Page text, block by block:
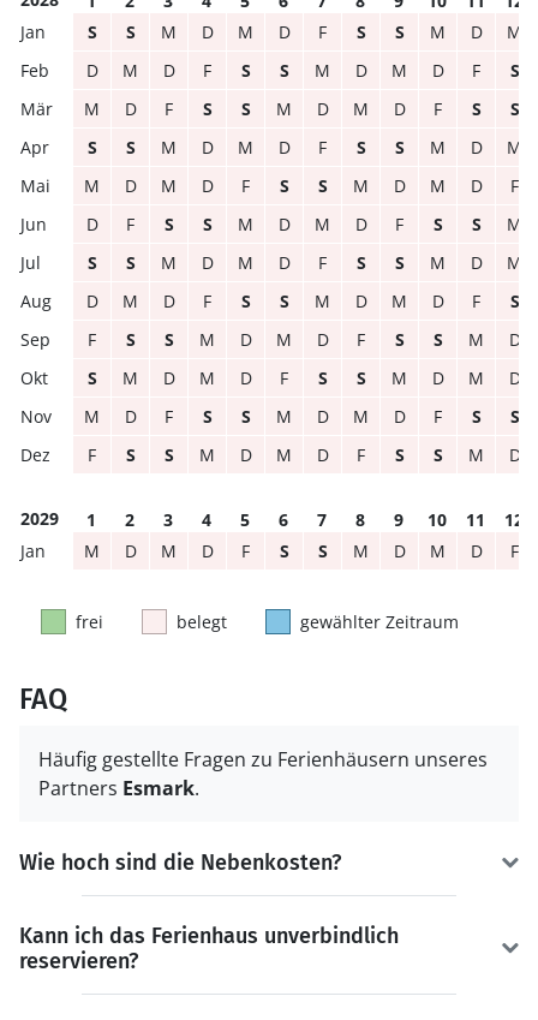
S
S M D M D F S S M D
M
D
M D F S S M D M D F
S
M
D F S S M D M D F S
S
S
S M D M D F S S M D
M
M
D M D F S S M D M D
F
D
F S S M D M D F S S
M
S
S M D M D F S S M D
M
D
M D F S S M D M D F
S
F
S S M D M D F S S M
D
S
M D M D F S S M D M
D
M
D F S S M D M D F S
S
F
S S M D M D F S S M D
2029 1 2 3 4 5 6 7 8 9 10 11
12
M
D M D F S S M D M D F
frei belegt gewählter Zeitraum
FAQ
Häufig gestellte Fragen zu Ferienhäusern unseres
Partners Esmark.
Wie hoch sind die Nebenkosten?
Kann ich das Ferienhaus unverbindlich
reservieren?